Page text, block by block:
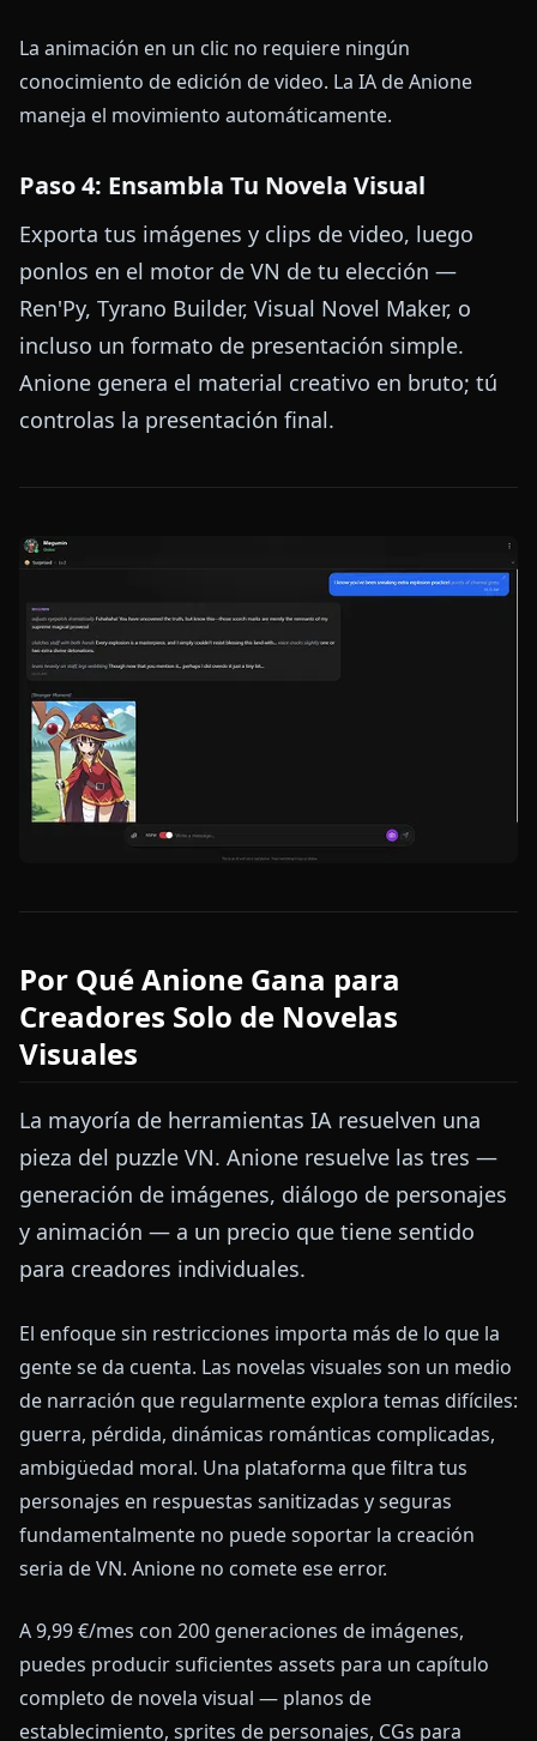
La animación en un clic no requiere ningún
conocimiento de edición de video. La IA de Anione
maneja el movimiento automáticamente.
Paso 4: Ensambla Tu Novela Visual
Exporta tus imágenes y clips de video, luego
ponlos en el motor de VN de tu elección —
Ren'Py, Tyrano Builder, Visual Novel Maker, o
incluso un formato de presentación simple.
Anione genera el material creativo en bruto; tú
controlas la presentación final.
Por Qué Anione Gana para
Creadores Solo de Novelas
Visuales
La mayoría de herramientas IA resuelven una
pieza del puzzle VN. Anione resuelve las tres —
generación de imágenes, diálogo de personajes
y animación — a un precio que tiene sentido
para creadores individuales.
El enfoque sin restricciones importa más de lo que la
gente se da cuenta. Las novelas visuales son un medio
de narración que regularmente explora temas difíciles:
guerra, pérdida, dinámicas románticas complicadas,
ambigüedad moral. Una plataforma que filtra tus
personajes en respuestas sanitizadas y seguras
fundamentalmente no puede soportar la creación
seria de VN. Anione no comete ese error.
A 9,99 €/mes con 200 generaciones de imágenes,
puedes producir suficientes assets para un capítulo
completo de novela visual — planos de
establecimiento, sprites de personajes, CGs para